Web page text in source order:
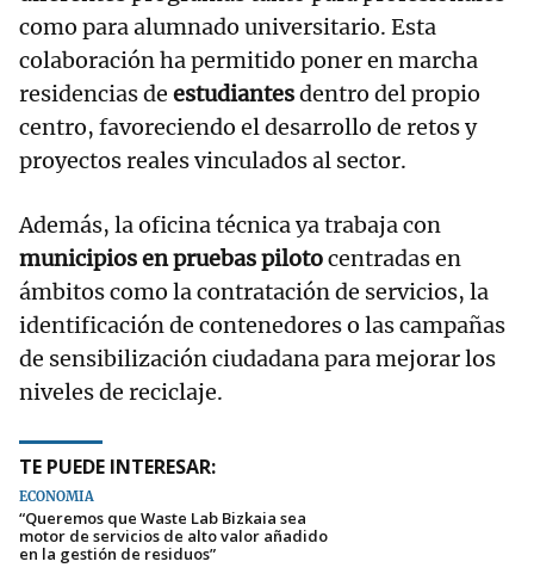
como para alumnado universitario. Esta
colaboración ha permitido poner en marcha
residencias de estudiantesdentro del propio
centro, favoreciendo el desarrollo de retos y
proyectos reales vinculados al sector.
Además, la oficina técnica ya trabaja con
municipios en pruebas pilotocentradas en
ámbitos como la contratación de servicios, la
identificación de contenedores o las campañas
de sensibilización ciudadana para mejorar los
niveles de reciclaje.
TE PUEDE INTERESAR:
ECONOMÍA
“Queremos que Waste Lab Bizkaia sea
motor de servicios de alto valor añadido
en la gestión de residuos”